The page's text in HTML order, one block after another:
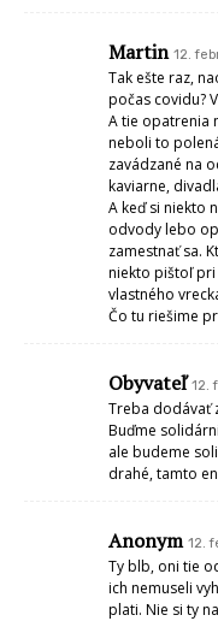
Martin 12.
Tak ešte raz,
počas covidu?
A tie opatrenia
neboli to
zavádzané na
kaviarne,
A keď si niekto
odvody lebo
zamestnať sa.
niekto pištoľ
vlastného
Čo tu riešime
Obyvateľ 12.
Treba dodávať
Buďme
ale budeme
drahé, tamto
Anonym 12.
Ty blb, oni tie
ich nemuseli
plati. Nie si ty